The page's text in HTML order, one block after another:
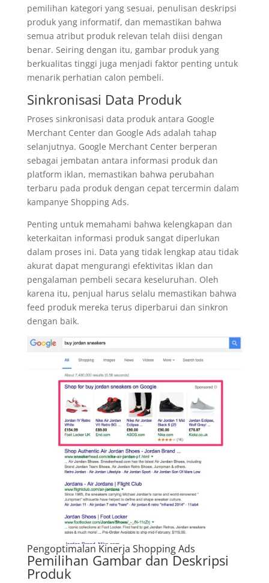
pemilihan kategori yang sesuai, penulisan deskripsi
produk yang informatif, dan memastikan bahwa
semua atribut produk relevan telah diisi dengan
benar. Seiring dengan itu, gambar produk yang
berkualitas tinggi juga menjadi faktor penting untuk
menarik perhatian calon pembeli.
Sinkronisasi Data Produk
Proses sinkronisasi data produk antara Google
Merchant Center dan Google Ads adalah tahap
selanjutnya. Google Merchant Center berperan
sebagai jembatan antara informasi produk dan
platform iklan, memastikan bahwa perubahan
terbaru pada produk dengan cepat tercermin dalam
kampanye Shopping Ads.
Penting untuk memahami bahwa kelengkapan dan
keterkaitan informasi produk sangat diperlukan
dalam proses ini. Data yang tidak lengkap atau tidak
akurat dapat mengurangi efektivitas iklan dan
pengalaman pembeli secara keseluruhan. Oleh
karena itu, penjual harus selalu memastikan bahwa
feed produk mereka terus diperbarui dan sinkron
dengan baik.
Pengoptimalan Kinerja Shopping Ads
Pemilihan Gambar dan Deskripsi
Produk